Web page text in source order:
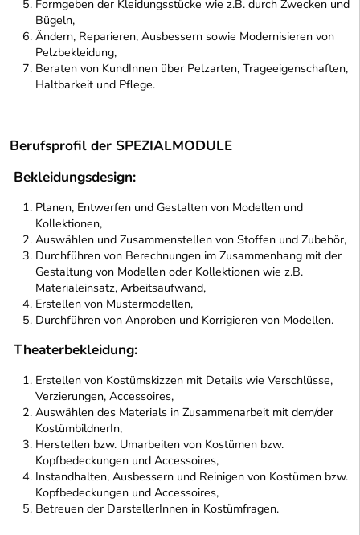
Formgeben der Kleidungsstücke wie z.B. durch Zwecken und
Bügeln,
Ändern, Reparieren, Ausbessern sowie Modernisieren von
Pelzbekleidung,
Beraten von KundInnen über Pelzarten, Trageeigenschaften,
Haltbarkeit und Pflege.
Berufsprofil der SPEZIALMODULE
Bekleidungsdesign:
Planen, Entwerfen und Gestalten von Modellen und
Kollektionen,
Auswählen und Zusammenstellen von Stoffen und Zubehör,
Durchführen von Berechnungen im Zusammenhang mit der
Gestaltung von Modellen oder Kollektionen wie z.B.
Materialeinsatz, Arbeitsaufwand,
Erstellen von Mustermodellen,
Durchführen von Anproben und Korrigieren von Modellen.
Theaterbekleidung:
Erstellen von Kostümskizzen mit Details wie Verschlüsse,
Verzierungen, Accessoires,
Auswählen des Materials in Zusammenarbeit mit dem/der
KostümbildnerIn,
Herstellen bzw. Umarbeiten von Kostümen bzw.
Kopfbedeckungen und Accessoires,
Instandhalten, Ausbessern und Reinigen von Kostümen bzw.
Kopfbedeckungen und Accessoires,
Betreuen der DarstellerInnen in Kostümfragen.